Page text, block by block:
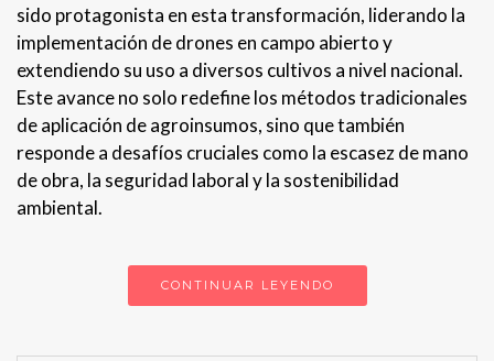
sido protagonista en esta transformación, liderando la
implementación de drones en campo abierto y
extendiendo su uso a diversos cultivos a nivel nacional.
Este avance no solo redefine los métodos tradicionales
de aplicación de agroinsumos, sino que también
responde a desafíos cruciales como la escasez de mano
de obra, la seguridad laboral y la sostenibilidad
ambiental.
CONTINUAR LEYENDO